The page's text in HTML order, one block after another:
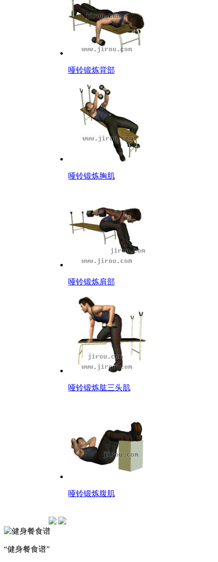
哑铃锻炼背部
哑铃锻炼胸肌
哑铃锻炼肩部
哑铃锻炼肱三头肌
哑铃锻炼腹肌
“健身餐食谱”